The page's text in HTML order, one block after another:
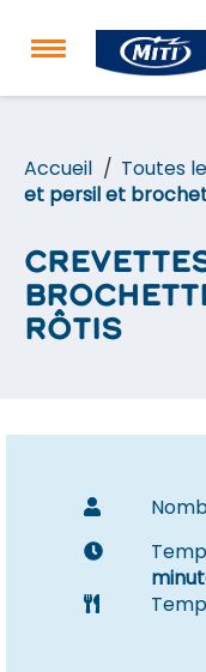
Accueil Toutes
et persil et
rôtis